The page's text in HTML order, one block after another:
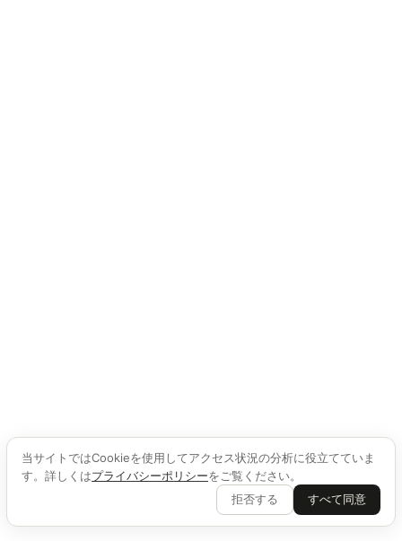
当サイトではCookieを使用してアクセス状況の分析に役立てていま
す。詳しくはプライバシーポリシーをご覧ください。
拒否する
すべて同意